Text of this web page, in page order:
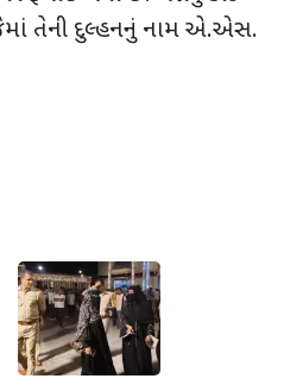
તેની દુલ્હનનું નામ એ.એસ.